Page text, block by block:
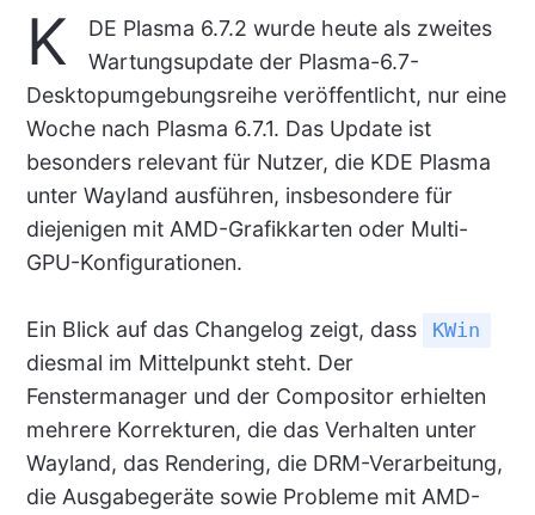
K
DE Plasma 6.7.2 wurde heute als zweites
Wartungsupdate der Plasma-6.7-
Desktopumgebungsreihe veröffentlicht, nur eine
Woche nach Plasma 6.7.1. Das Update ist
besonders relevant für Nutzer, die KDE Plasma
unter Wayland ausführen, insbesondere für
diejenigen mit AMD-Grafikkarten oder Multi-
GPU-Konfigurationen.
Ein Blick auf das Changelog zeigt, dass KWin
diesmal im Mittelpunkt steht. Der
Fenstermanager und der Compositor erhielten
mehrere Korrekturen, die das Verhalten unter
Wayland, das Rendering, die DRM-Verarbeitung,
die Ausgabegeräte sowie Probleme mit AMD-